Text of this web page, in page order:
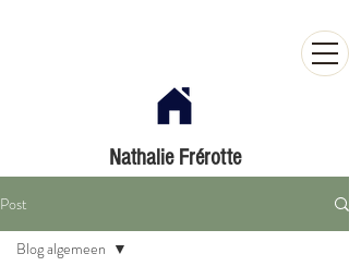
Nathalie Frérotte
Post
Blog algemeen